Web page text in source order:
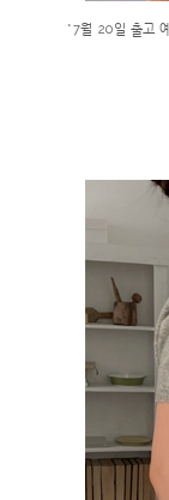
*7월 20일 출고